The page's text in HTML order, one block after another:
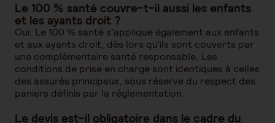
Le 100 % santé couvre-t-il aussi les enfants
et les ayants droit ?
Oui. Le 100 % santé s’applique également aux enfants
et aux ayants droit, dès lors qu’ils sont couverts par
une complémentaire santé responsable. Les
conditions de prise en charge sont identiques à celles
des assurés principaux, sous réserve du respect des
paniers définis par la réglementation.
Le devis est-il obligatoire dans le cadre du